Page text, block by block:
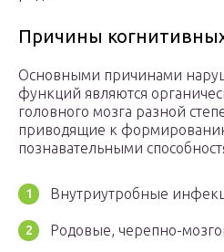
Причины
Основными причинами
функций являются
головного мозга разной
приводящие к
познавательными
Внутриутробные
Родовые, черепно-